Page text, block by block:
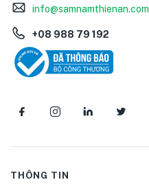
info@samnamthienan.com
+08 988 79 192
THÔNG TIN